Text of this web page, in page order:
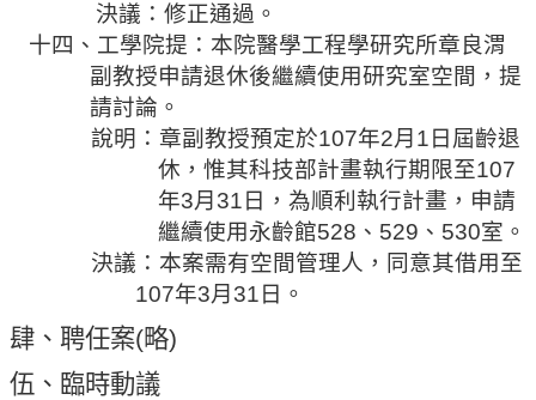
決議：修正通過。
十四、工學院提：本院醫學工程學研究所章良渭
副教授申請退休後繼續使用研究室空間，提
請討論。
說明：章副教授預定於107年2月 1 日屆齡退
休 ，惟其科技部計畫執行期限至107
年3月 31 日，為順利執行計畫，申請
繼續使用永齡館528 、 529 、 530室。
決議：本案需有空間管理人，同意其借用至
107年3月 31 日。
肆、聘任案(略)
伍、臨時動議